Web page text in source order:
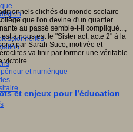
et numérique
clichés du monde scolaire
que l'on devine d'un quartier
au passé semble-t-il compliqué...,
à nous est le "Sister act, acte 2" à la
par Sarah Suco, motivée et
va finir par former une véritable
victoire.
et enjeux pour l’éducation